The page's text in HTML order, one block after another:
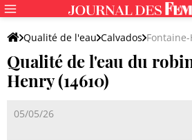
Qualité de l'eau Calvados
Qualité de l'eau du
Henry (14610)
05/05/26